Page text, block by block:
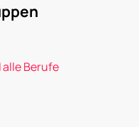
Berufe